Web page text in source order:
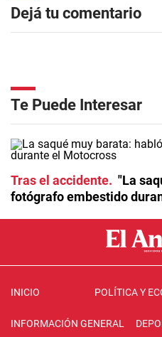
Dejá tu comentario
Te Puede Interesar
Tras el accidente
"La
fotógrafo embestido
INICIO POLÍTICA Y
INFORMACIÓN GENERAL